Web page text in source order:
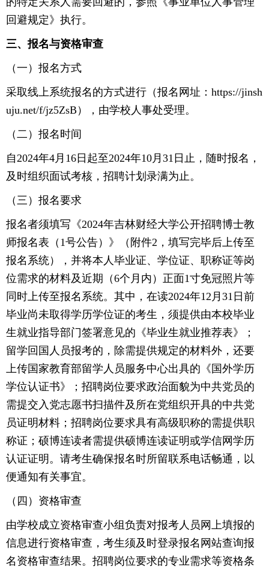
回避规定》执行。
三、报名与资格审查
（一）报名方式
采取线上系统报名的方式进行（报名网址：https://jinsh
uju.net/f/jz5ZsB），由学校人事处受理。
（二）报名时间
自2024年4月16日起至2024年10月31日止，随时报名，
及时组织面试考核，招聘计划录满为止。
（三）报名要求
报名者须填写《2024年吉林财经大学公开招聘博士教
师报名表（1号公告）》（附件2，填写完毕后上传至
报名系统），并将本人毕业证、学位证、职称证等岗
位需求的材料及近期（6个月内）正面1寸免冠照片等
同时上传至报名系统。其中，在读2024年12月31日前
毕业尚未取得学历学位证的考生，须提供由本校毕业
生就业指导部门签署意见的《毕业生就业推荐表》；
留学回国人员报考的，除需提供规定的材料外，还要
上传国家教育部留学人员服务中心出具的《国外学历
学位认证书》；招聘岗位要求政治面貌为中共党员的
需提交入党志愿书扫描件及所在党组织开具的中共党
员证明材料；招聘岗位要求具有高级职称的需提供职
称证；硕博连读者需提供硕博连读证明或学信网学历
认证证明。请考生确保报名时所留联系电话畅通，以
便通知有关事宜。
（四）资格审查
由学校成立资格审查小组负责对报考人员网上填报的
信息进行资格审查，考生须及时登录报名网站查询报
名资格审查结果。招聘岗位要求的专业需求等资格条